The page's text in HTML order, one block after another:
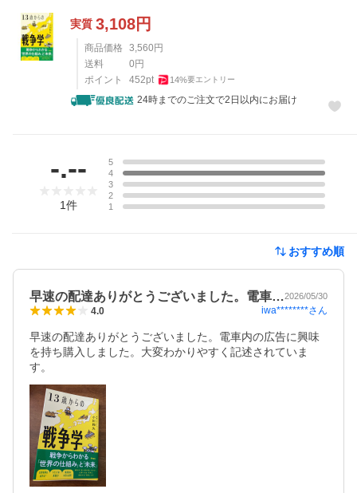
実質 3,108円
商品価格 3,560 円
送料
0 円
ポイント
452pt 14%要エントリー
24時までのご注文で2日以内にお届け
-.--
1件
5
4
3
2
1
おすすめ順
早速の配達ありがとうございました。電車…2026/05/30
4.0 iwa********さん
早速の配達ありがとうございました。電車内の広告に興味
を持ち購入しました。大変わかりやすく記述されていま
す。